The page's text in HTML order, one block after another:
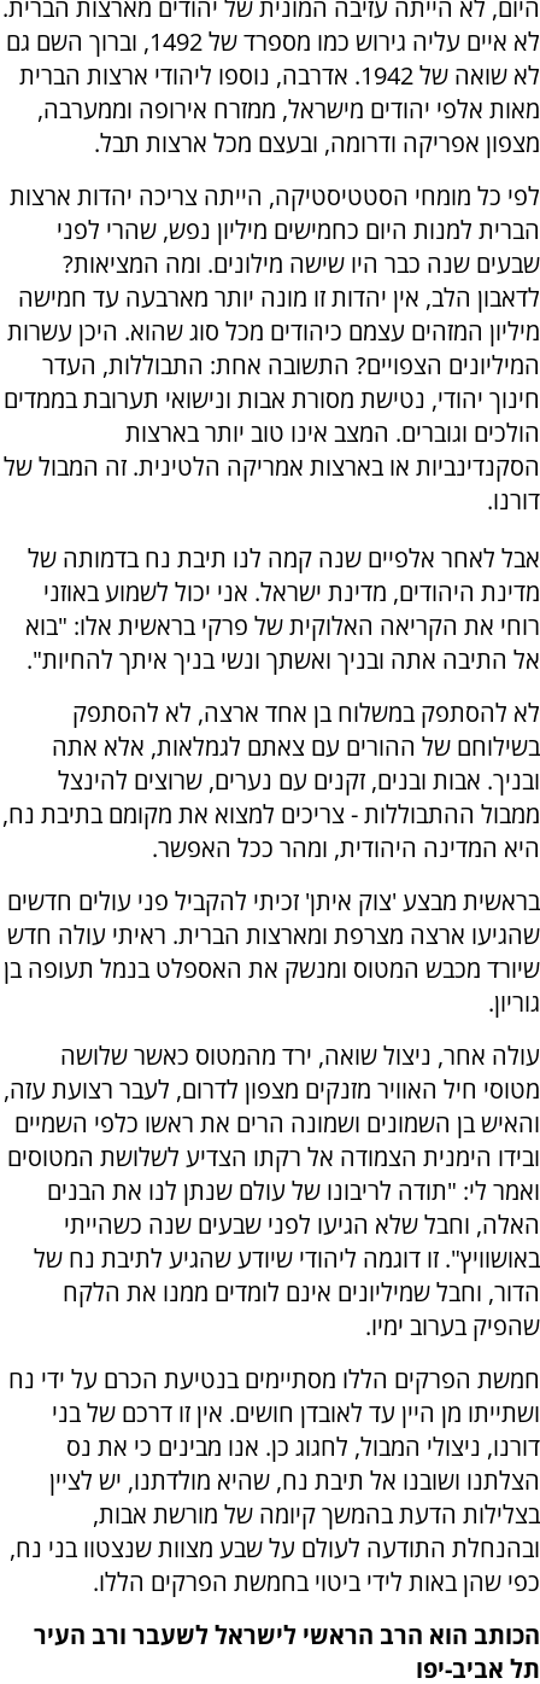
היום, לא הייתה עזיבה המונית של יהודים מארצות הברית.
לא איים עליה גירוש כמו מספרד של 1492, וברוך השם גם
לא שואה של 1942. אדרבה, נוספו ליהודי ארצות הברית
מאות אלפי יהודים מישראל, ממזרח אירופה וממערבה,
מצפון אפריקה ודרומה, ובעצם מכל ארצות תבל.
לפי כל מומחי הסטטיסטיקה, הייתה צריכה יהדות ארצות
הברית למנות היום כחמישים מיליון נפש, שהרי לפני
שבעים שנה כבר היו שישה מילונים. ומה המציאות?
לדאבון הלב, אין יהדות זו מונה יותר מארבעה עד חמישה
מיליון המזהים עצמם כיהודים מכל סוג שהוא. היכן עשרות
המיליונים הצפויים? התשובה אחת: התבוללות, העדר
חינוך יהודי, נטישת מסורת אבות ונישואי תערובת בממדים
הולכים וגוברים. המצב אינו טוב יותר בארצות
הסקנדינביות או בארצות אמריקה הלטינית. זה המבול של
דורנו.
אבל לאחר אלפיים שנה קמה לנו תיבת נח בדמותה של
מדינת היהודים, מדינת ישראל. אני יכול לשמוע באוזני
רוחי את הקריאה האלוקית של פרקי בראשית אלו: "בוא
אל התיבה אתה ובניך ואשתך ונשי בניך איתך להחיות".
לא להסתפק במשלוח בן אחד ארצה, לא להסתפק
בשילוחם של ההורים עם צאתם לגמלאות, אלא אתה
ובניך. אבות ובנים, זקנים עם נערים, שרוצים להינצל
ממבול ההתבוללות - צריכים למצוא את מקומם בתיבת נח,
היא המדינה היהודית, ומהר ככל האפשר.
בראשית מבצע 'צוק איתן' זכיתי להקביל פני עולים חדשים
שהגיעו ארצה מצרפת ומארצות הברית. ראיתי עולה חדש
שיורד מכבש המטוס ומנשק את האספלט בנמל תעופה בן
גוריון.
עולה אחר, ניצול שואה, ירד מהמטוס כאשר שלושה
מטוסי חיל האוויר מזנקים מצפון לדרום, לעבר רצועת עזה,
והאיש בן השמונים ושמונה הרים את ראשו כלפי השמיים
ובידו הימנית הצמודה אל רקתו הצדיע לשלושת המטוסים
ואמר לי: "תודה לריבונו של עולם שנתן לנו את הבנים
האלה, וחבל שלא הגיעו לפני שבעים שנה כשהייתי
באושוויץ". זו דוגמה ליהודי שיודע שהגיע לתיבת נח של
הדור, וחבל שמיליונים אינם לומדים ממנו את הלקח
שהפיק בערוב ימיו.
חמשת הפרקים הללו מסתיימים בנטיעת הכרם על ידי נח
ושתייתו מן היין עד לאובדן חושים. אין זו דרכם של בני
דורנו, ניצולי המבול, לחגוג כן. אנו מבינים כי את נס
הצלתנו ושובנו אל תיבת נח, שהיא מולדתנו, יש לציין
בצלילות הדעת בהמשך קיומה של מורשת אבות,
ובהנחלת התודעה לעולם על שבע מצוות שנצטוו בני נח,
כפי שהן באות לידי ביטוי בחמשת הפרקים הללו.
הכותב הוא הרב הראשי לישראל לשעבר ורב העיר
תל אביב-יפו